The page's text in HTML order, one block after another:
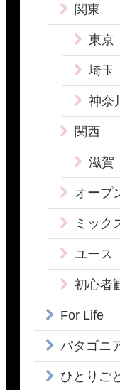
関東
東京
埼玉
神奈
関西
滋賀
オープ
ミック
ユース
初心者
For Life
パタゴニ
ひとりご